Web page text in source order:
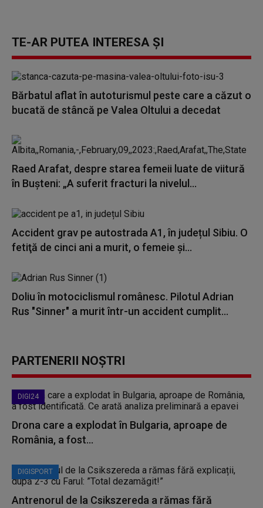
TE-AR PUTEA INTERESA ȘI
Bărbatul aflat în autoturismul peste care a căzut o
bucată de stâncă pe Valea Oltului a decedat
Raed Arafat, despre starea femeii luate de viitură
în Bușteni: „A suferit fracturi la nivelul...
Accident grav pe autostrada A1, în județul Sibiu. O
fetiţă de cinci ani a murit, o femeie și...
Doliu în motociclismul românesc. Pilotul Adrian
Rus "Sinner" a murit într-un accident cumplit...
PARTENERII NOȘTRI
DIGI24
Drona care a explodat în Bulgaria, aproape de
România, a fost...
DIGISPORT
Antrenorul de la Csikszereda a rămas fără